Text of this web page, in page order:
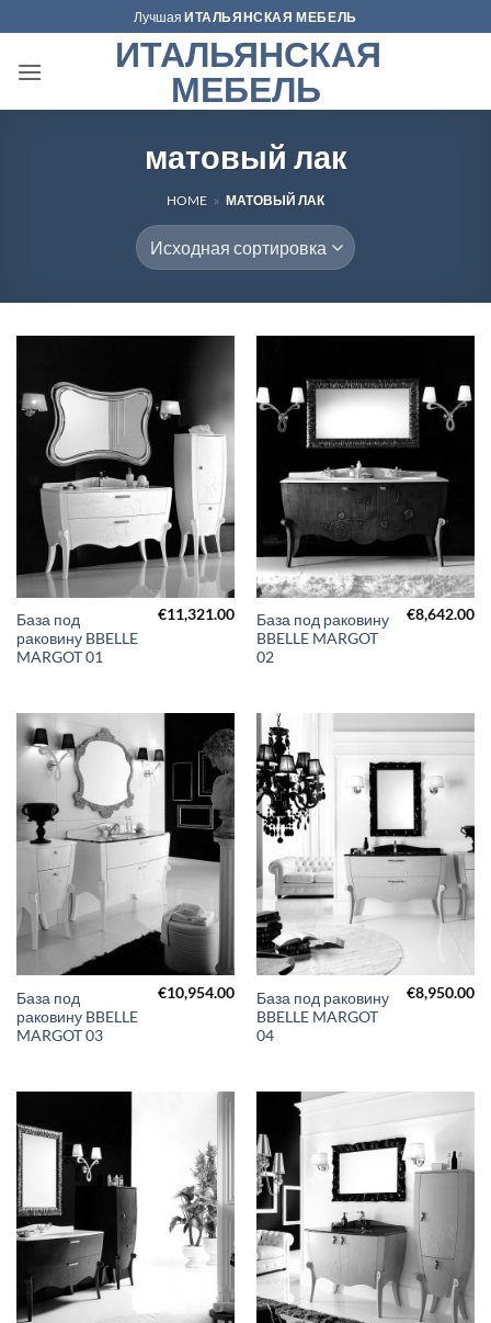
to
content
ЛучшаяИТАЛЬЯНСКАЯ МЕБЕЛЬ
ИТАЛЬЯНСКАЯ
МЕБЕЛЬ
матовый лак
HOME » МАТОВЫЙ ЛАК
База под
раковину BBELLE
MARGOT 01
€11,321.00
База под раковину
BBELLE MARGOT
02
€8,642.00
База под
раковину BBELLE
MARGOT 03
€10,954.00
База под раковину
BBELLE MARGOT
04
€8,950.00